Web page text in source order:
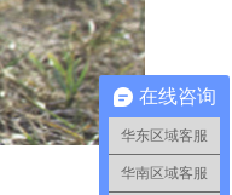
在线咨询
华东区域客服
华南区域客服